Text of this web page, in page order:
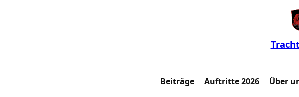
Beiträge Auftritte 2026 Über